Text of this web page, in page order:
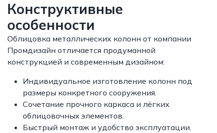
Конструктивные
особенности
Облицовка металлических колонн от компании
Промдизайн отличается продуманной
конструкцией и современным дизайном:
Индивидуальное изготовление колонн под
размеры конкретного сооружения.
Сочетание прочного каркаса и лёгких
облицовочных элементов.
Быстрый монтаж и удобство эксплуатации.